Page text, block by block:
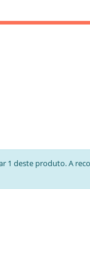
1 deste produto. A